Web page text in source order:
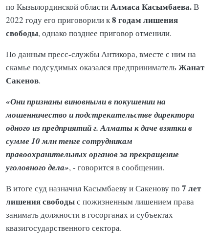
по Кызылординской областиАлмаса Касымбаева.В
2022 году его приговорили к8 годам лишения
свободы, однако позднее приговор отменили.
По данным пресс-службы Антикора, вместе с ним на
скамье подсудимых оказался предпринимательЖанат
Сакенов.
«Они признаны виновными в покушении на
мошенничество и подстрекательстве директора
одного из предприятий г. Алматы к даче взятки в
сумме 10 млн тенге сотрудникам
правоохранительных органов за прекращение
уголовного дела», - говорится в сообщении.
В итоге суд назначил Касымбаеву и Сакенову по 7 лет
лишения свободыс пожизненным лишением права
занимать должности в госорганах и субъектах
квазигосударственного сектора.